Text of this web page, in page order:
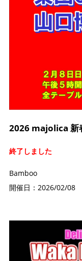
2026 majolica 新
終了しました
Bamboo
開催日：2026/02/08